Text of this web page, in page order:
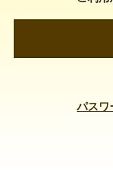
パスワ